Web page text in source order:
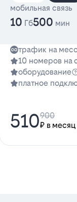
мобильная связь
10 Гб500 мин
трафик на
10 номеров на
оборудование
платное
510₽ в месяц
900